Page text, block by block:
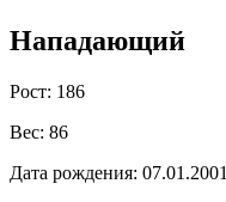
Нападающий
Рост: 186
Вес: 86
Дата рождения: 07.01.2001